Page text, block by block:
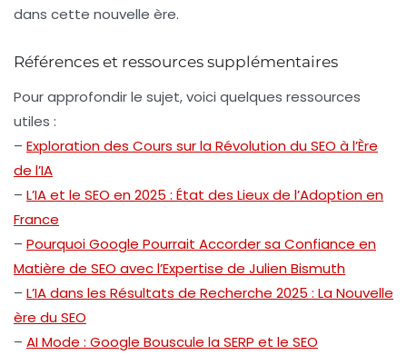
dans cette nouvelle ère.
Références et ressources supplémentaires
Pour approfondir le sujet, voici quelques ressources
utiles :
– Exploration des Cours sur la Révolution du SEO à l’Ère
de l’IA
– L’IA et le SEO en 2025 : État des Lieux de l’Adoption en
France
– Pourquoi Google Pourrait Accorder sa Confiance en
Matière de SEO avec l’Expertise de Julien Bismuth
– L’IA dans les Résultats de Recherche 2025 : La Nouvelle
ère du SEO
– AI Mode : Google Bouscule la SERP et le SEO